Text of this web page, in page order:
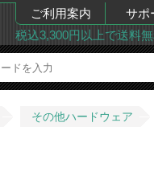
ご利用案内 サポ
税込3,300円以上で送料
その他ハードウェア